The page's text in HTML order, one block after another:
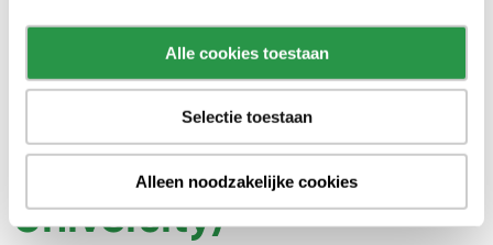
Alle cookies toestaan
Selectie toestaan
Alleen noodzakelijke cookies
Jalink – Olthof
(Tergooi MC), Kris
Roderburg (Tilburg
University)